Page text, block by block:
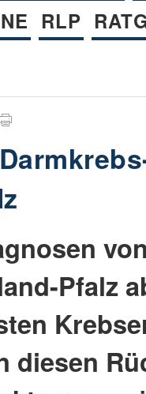
RLP
Pfalz
diesen